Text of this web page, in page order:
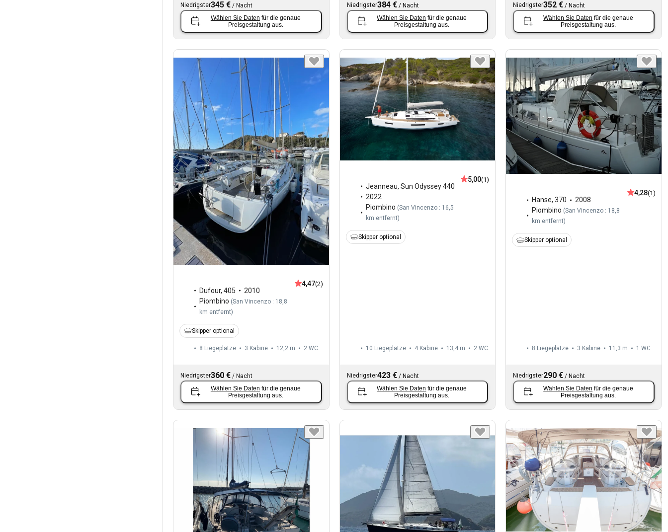
Niedrigster345 € / Nacht
Wählen Sie Daten für die genaue
Preisgestaltung aus.
Niedrigster384 €/ Nacht
Wählen Sie Daten für die genaue
Preisgestaltung aus.
Niedrigster352 € /Nacht
Wählen Sie Daten für die genaue
Preisgestaltung aus.
Dufour, 405
2010
Piombino (San Vincenzo : 18,8
km entfernt)
4,47(2)
Skipper optional
8 Liegeplätze 3 Kabine 12,2 m 2 WC
Niedrigster360 € / Nacht
Wählen Sie Daten für die genaue
Preisgestaltung aus.
Jeanneau, Sun Odyssey 440
2022
Piombino (San Vincenzo : 16,5
km entfernt)
5,00(1)
Skipper optional
10 Liegeplätze 4 Kabine 13,4 m 2 WC
Niedrigster423 €/ Nacht
Wählen Sie Daten für die genaue
Preisgestaltung aus.
Hanse,370
2008
Piombino (San Vincenzo : 18,8
km entfernt)
4,28(1)
Skipper optional
8 Liegeplätze 3 Kabine 11,3 m 1 WC
Niedrigster290 € /Nacht
Wählen Sie Daten für die genaue
Preisgestaltung aus.